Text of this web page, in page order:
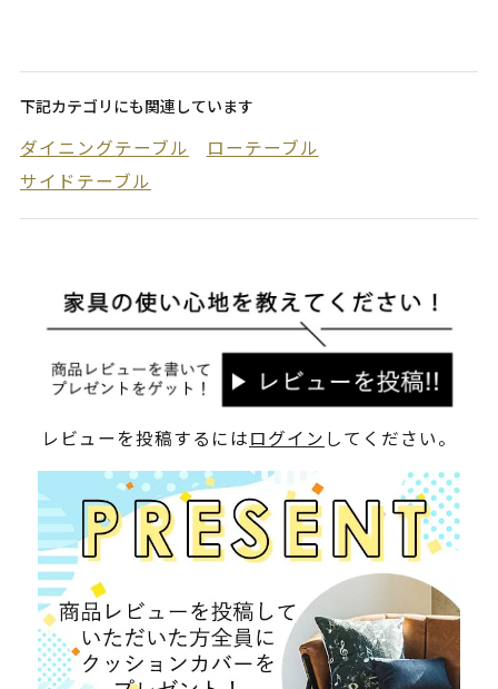
下記カテゴリにも関連しています
ダイニングテーブル
ローテーブル
サイドテーブル
レビューを投稿するにはログイン してください。